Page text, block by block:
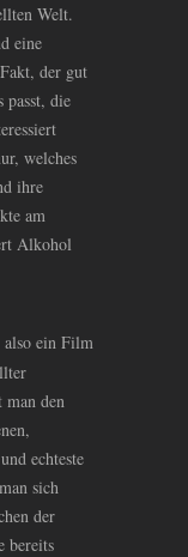
Welt.
eine
der gut
passt, die
welches
ihre
am
Alkohol
also ein Film
den
echteste
sich
der
bereits